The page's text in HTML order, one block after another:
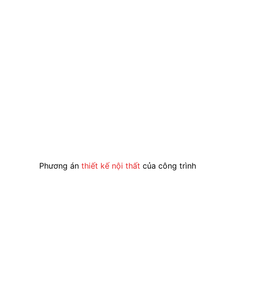
Phương án thiết kế nội thất của công trình